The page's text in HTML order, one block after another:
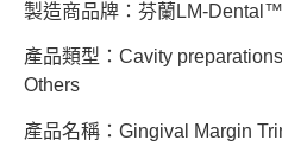
製造商品牌：芬蘭LM-Dental™
產品類型：Cavity
Others
產品名稱：Gingival Margin